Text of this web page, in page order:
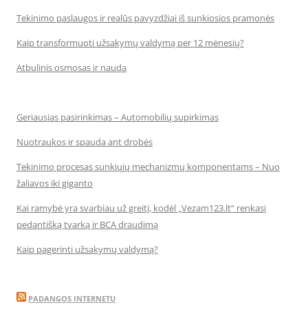
Tekinimo paslaugos ir realūs pavyzdžiai iš sunkiosios pramonės
Kaip transformuoti užsakymų valdymą per 12 mėnesių?
Atbulinis osmosas ir nauda
Geriausias pasirinkimas – Automobilių supirkimas
Nuotraukos ir spauda ant drobės
Tekinimo procesas sunkiųjų mechanizmų komponentams – Nuo
žaliavos iki giganto
Kai ramybė yra svarbiau už greitį, kodėl „Vezam123.lt“ renkasi
pedantišką tvarką ir BCA draudimą
Kaip pagerinti užsakymų valdymą?
PADANGOS INTERNETU